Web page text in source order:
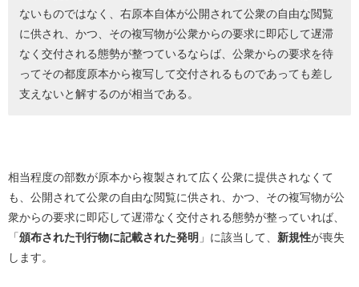
ないものではなく、右原本自体が公開されて公衆の自由な閲覧
に供され、かつ、その複写物が公衆からの要求に即応して遅滞
なく交付される態勢が整つているならば、公衆からの要求を待
ってその都度原本から複写して交付されるものであっても差し
支えないと解するのが相当である。
相当程度の部数が原本から複製されて広く公衆に提供されなくて
も、公開されて公衆の自由な閲覧に供され、かつ、その複写物が公
衆からの要求に即応して遅滞なく交付される態勢が整っていれば、
「頒布された刊行物に記載された発明 」に該当して、 新規性が喪失
します。